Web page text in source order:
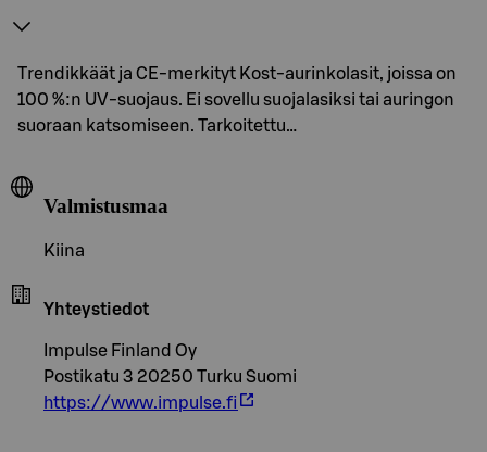
Trendikkäät ja CE-merkityt Kost-aurinkolasit, joissa on
100 %:n UV-suojaus. Ei sovellu suojalasiksi tai auringon
suoraan katsomiseen. Tarkoitettu…
Valmistusmaa
Kiina
Yhteystiedot
Impulse Finland Oy
Postikatu 3 20250 Turku Suomi
https://www.impulse.fi